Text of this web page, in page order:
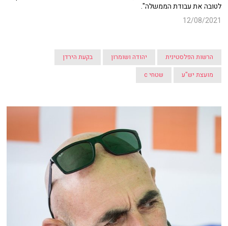
לטובה את עבודת הממשלה".
12/08/2021
הרשות הפלסטינית יהודה ושומרון
בקעת הירדן
מועצת יש"ע
שטחי c